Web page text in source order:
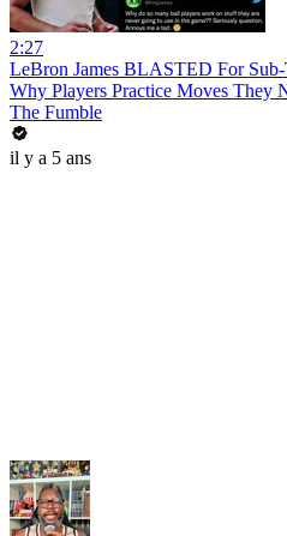
2:27
LeBron James BLASTED For
Why Players Practice Moves They
The Fumble
il y a 5 ans